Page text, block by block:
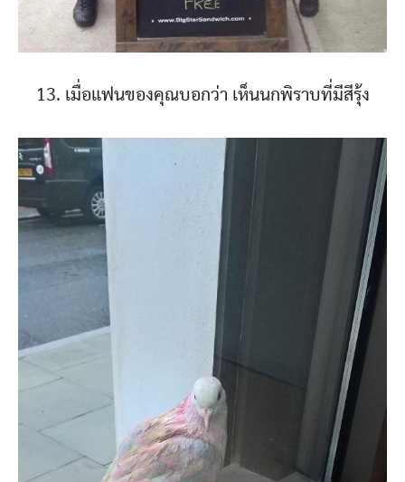
13. เมื่อแฟนของคุณบอกว่า เห็นนกพิราบที่มีสีรุ้ง